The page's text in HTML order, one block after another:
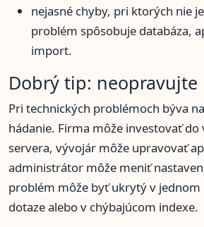
nejasné chyby, pri ktorých nie
problém spôsobuje databáza,
import.
Dobrý tip: neopravujte
Pri technických problémoch býva
hádanie. Firma môže investovať do
servera, vývojár môže upravovať
administrátor môže meniť
problém môže byť ukrytý v jednom
dotaze alebo v chýbajúcom indexe.